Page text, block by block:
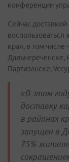
конференции
Сейчас
края, в том числе
Дальнереченске,
Партизанске,
«В этом
доставку
в районах
запущен в
75%